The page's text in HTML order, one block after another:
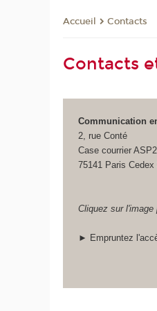
Accueil Contacts
Contacts
Communication
2, rue Conté
Case courrier
75141 Paris Cedex
Cliquez sur l'image
► Empruntez